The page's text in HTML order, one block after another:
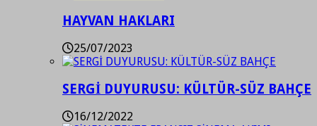
HAYVAN HAKLARI
25/07/2023
SERGİ DUYURUSU: KÜLTÜR-SÜZ BAHÇE
16/12/2022